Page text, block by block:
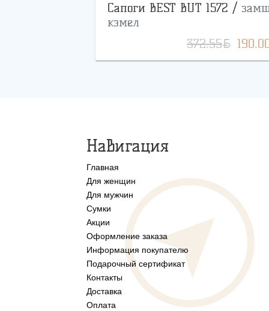
Сапоги BEST BUT 1572 /
кэмел
372.55BYN
Навигация
Главная
Для женщин
Для мужчин
Сумки
Акции
Оформление заказа
Информация покупателю
Подарочный сертификат
Контакты
Доставка
Оплата